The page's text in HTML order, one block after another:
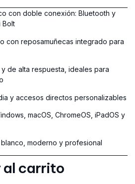
con doble conexión: Bluetooth y
Bolt
con reposamuñecas integrado para
de alta respuesta, ideales para
y accesos directos personalizables
macOS, ChromeOS, iPadOS y
moderno y profesional
al carrito